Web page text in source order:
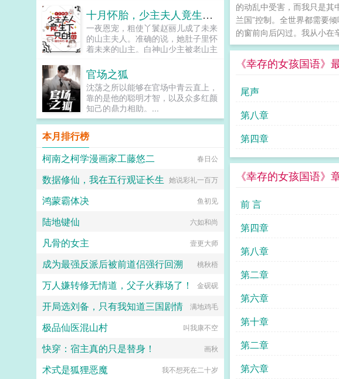
的动乱中受害，而我只是其
兰国”控制。全世界都需要
的窗前向后闪过。我从小在
《幸存的女孩国语》
尾声
第八章
第四章
《幸存的女孩国语》
前 言
第四章
第八章
第二章
第六章
第十章
第二章
第六章
有一座神魔塔，可镇天地日月星！...
果还不等他畅想未来在修仙界称王称
霸成为一方霸主，就被此地主人一位
平平无奇却意外心狠手辣的少年威胁
着签订了血契，从此成了苦逼的打工
莲。元连抬头45°望天，长叹我不过
士满地跑，灵力乱窜的时代，人人都
想拔尖修仙以求长生不老。而本体作
为莲花的元连正计划着晒足日光浴，
等待舒展枝叶早日开花。而他的躺平
计划却被陈检打破，眼瞧着陈检夜夜
习剑，日日修炼，争着要当修真界最
内卷的修士，作为打工莲也被督促一
起内卷。元连再度抬头仰望天空
45°，长叹救命啊，我真的只是一朵
的机会总是来得这般巧妙，果然他还
不想让他多吃修炼的苦头。再说了，
到修真界巅峰位置，抱紧其大腿也是
长篇剧情流文，撒娇卖萌可可爱爱莲
后挂个预收被迫成为修真界第一卷王
打工人，结果被一道雷劈到了修真界
果我有罪，请让法律制裁我。系统我
虚空羽化登仙！能当神仙？...
十月怀胎，少主夫人竟生下一只白猫
一夜恩宠，粗使丫鬟赵丽儿成了未来
的山主夫人。准确的说，她肚子里怀
着未来的山主。白神山少主被老山主
报拿她当解药。一个月后，赵丽儿被
诊出了喜脉。山主大喜过望，告诉她
生下孩子，不论男女，她都是少主夫
人。十个月后，她生下一只白猫？就
在她打算抱着小猫跑路的时候，少主
破门而入，直接抢走了小猫。山主看
到白猫，更是涕泪聚下，他大手一
挥，少主夫人喜得麟儿，全山上下统
统有赏。看着有些癫狂的父子俩，赵
丽儿闭上眼睛。完了，他们都疯
了。...
官场之狐
沈荡之所以能够在官场中青云直上，
靠的是他的聪明才智，以及众多红颜
知己的鼎力相助。...
本月排行榜
柯南之柯学漫画家工藤悠二
春日公
数据修仙，我在五行观证长生 她说彩礼一百万
鸿蒙霸体决 鱼初见
陆地键仙 六如和尚
凡骨的女主 壹更大师
成为最强反派后被前道侣强行回溯 桃秋梧
万人嫌转修无情道，父子火葬场了！ 金砚砚
开局选刘备，只有我知道三国剧情 满地鸡毛
极品仙医混山村 叫我康不空
快穿：宿主真的只是替身！ 画秋
术式是狐狸恶魔 我不想死在二十岁